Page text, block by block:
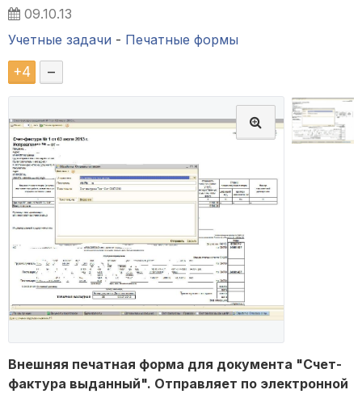
09.10.13
Учетные задачи - Печатные формы
+4 –
Внешняя печатная форма для документа "Счет-
фактура выданный". Отправляет по электронной